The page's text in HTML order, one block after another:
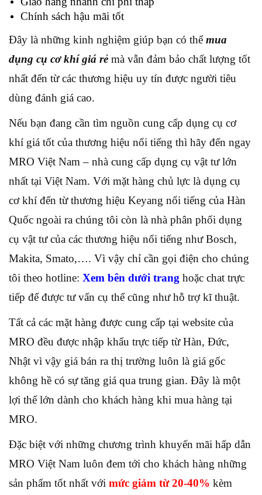
Chính sách hậu mãi tốt
Đây là những kinh nghiệm giúp bạn có thểmua
dụng cụ cơ khí giá rẻ mà vẫn đảm bảo chất lượng tốt
nhất đến từ các thương hiệu uy tín được người tiêu
dùng đánh giá cao.
Nếu bạn đang cần tìm nguồn cung cấp dụng cụ cơ
khí giá tốt của thương hiệu nổi tiếng thì hãy đến ngay
MRO Việt Nam – nhà cung cấp dụng cụ vật tư lớn
nhất tại Việt Nam. Với mặt hàng chủ lực là dụng cụ
cơ khí đến từ thương hiệu Keyang nổi tiếng của Hàn
Quốc ngoài ra chúng tôi còn là nhà phân phối dụng
cụ vật tư của các thương hiệu nổi tiếng như Bosch,
Makita, Smato,…. Vì vậy chỉ cần gọi điện cho chúng
tôi theo hotline: Xem bên dưới trang hoặc chat trực
tiếp để được tư vấn cụ thể cũng như hỗ trợ kĩ thuật.
Tất cả các mặt hàng được cung cấp tại website của
MRO đều được nhập khẩu trực tiếp từ Hàn, Đức,
Nhật vì vậy giá bán ra thị trường luôn là giá gốc
không hề có sự tăng giá qua trung gian. Đây là một
lợi thế lớn dành cho khách hàng khi mua hàng tại
MRO.
Đặc biệt với những chương trình khuyến mãi hấp dẫn
MRO Việt Nam luôn đem tới cho khách hàng những
sản phẩm tốt nhất với mức giảm từ 20-40% kèm